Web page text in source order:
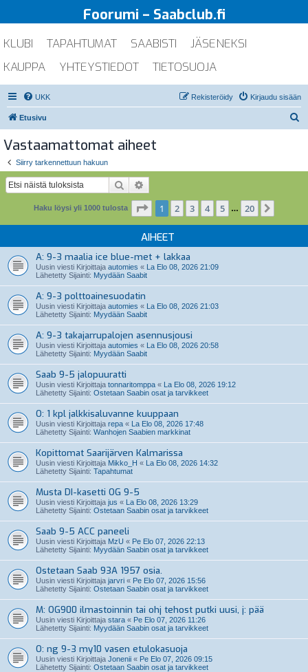
Foorumi – Saabclub.fi
KLUBI TAPAHTUMAT SAABISTI
JÄSENEKSI
KAUPPA
YHTEYSTIEDOT TIETOSUOJA
UKK Kirjaudu sisään
Rekisteröidy
Etusivu
Vastaamattomat aiheet
Siirry tarkennettuun hakuun
Etsi
Haku löysi yli 1000 tulosta Sivu /20
1 2 3 4 5 … 20
AIHEET
A: 9-3 maalia ice blue-met + lakkaa
Uusin viesti Kirjoittaja automies « La Elo 08, 2026 21:09
Lähetetty Sijainti: Myydään Saabit
A: 9-3 polttoainesuodatin
Uusin viesti Kirjoittaja automies « La Elo 08, 2026 21:03
Lähetetty Sijainti: Myydään Saabit
A: 9-3 takajarrupalojen asennusjousi
Uusin viesti Kirjoittaja automies « La Elo 08, 2026 20:58
Lähetetty Sijainti: Myydään Saabit
Saab 9-5 jalopuuratti
Uusin viesti Kirjoittaja tonnaritomppa « La Elo 08, 2026 19:12
Lähetetty Sijainti: Ostetaan Saabin osat ja tarvikkeet
O: 1 kpl jalkkisaluvanne kuuppaan
Uusin viesti Kirjoittaja repa « La Elo 08, 2026 17:48
Lähetetty Sijainti: Wanhojen Saabien markkinat
Kopittomat Saarijärven Kalmarissa
Uusin viesti Kirjoittaja Mikko_H « La Elo 08, 2026 14:32
Lähetetty Sijainti: Tapahtumat
Musta DI-kasetti OG 9-5
Uusin viesti Kirjoittaja jus « La Elo 08, 2026 13:29
Lähetetty Sijainti: Ostetaan Saabin osat ja tarvikkeet
Saab 9-5 ACC paneeli
Uusin viesti Kirjoittaja MzU « Pe Elo 07, 2026 22:13
Lähetetty Sijainti: Myydään Saabin osat ja tarvikkeet
Ostetaan Saab 93A 1957 osia.
Uusin viesti Kirjoittaja jarvri « Pe Elo 07, 2026 15:56
Lähetetty Sijainti: Ostetaan Saabin osat ja tarvikkeet
M: OG900 ilmastoinnin tai ohj tehost putki uusi, j: pää
Uusin viesti Kirjoittaja stara « Pe Elo 07, 2026 11:26
Lähetetty Sijainti: Myydään Saabin osat ja tarvikkeet
O: ng 9-3 my10 vasen etulokasuoja
Uusin viesti Kirjoittaja Jonenii « Pe Elo 07, 2026 09:15
Lähetetty Sijainti: Ostetaan Saabin osat ja tarvikkeet